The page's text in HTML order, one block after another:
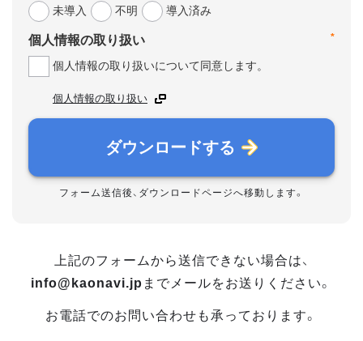
未導入
不明 導入済み
*
個人情報の取り扱い
個人情報の取り扱いについて同意します。
個人情報の取り扱い
ダウンロードする
フォーム送信後、ダウンロードページへ移動します。
上記のフォームから送信できない場合は、
info@kaonavi.jp までメールをお送りください。
お電話でのお問い合わせも承っております。